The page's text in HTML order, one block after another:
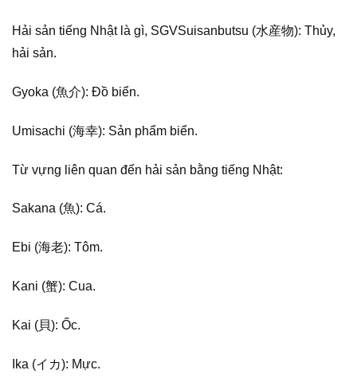
Hải sản tiếng Nhật là gì, SGVSuisanbutsu (水産物): Thủy,
hải sản.
Gyoka (魚介): Đồ biển.
Umisachi (海幸): Sản phẩm biển.
Từ vựng liên quan đến hải sản bằng tiếng Nhật:
Sakana (魚): Cá.
Ebi (海老): Tôm.
Kani (蟹): Cua.
Kai (貝): Ốc.
Ika (イカ): Mực.